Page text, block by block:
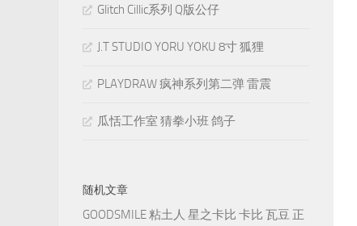
Glitch Cillic系列 Q版公仔
J.T STUDIO YORU YOKU 8寸 狐狸
PLAYDRAW 疯神系列第二弹 雷震
瓜恬工作室 猜拳小班 鸽子
随机文章
GOODSMILE 粘土人 星之卡比 卡比 瓦豆 正